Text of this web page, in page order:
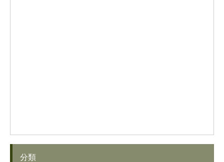
分類